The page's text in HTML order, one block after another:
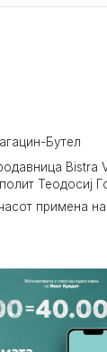
Бутел
Bistra
Теодосиј
примена